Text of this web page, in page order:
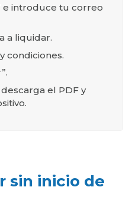
e introduce tu correo
a liquidar.
condiciones.
el PDF y
sin inicio de